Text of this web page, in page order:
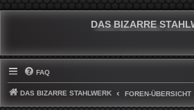
DAS BIZARRE
FAQ
DAS BIZARRE STAHLWERK FOREN-ÜBERSICHT